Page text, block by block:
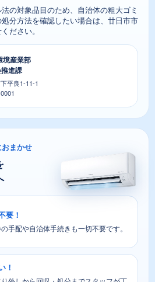
の対象品目のため、自治体の粗大ゴミ
分方法を確認したい場合は、廿日市市
ださい。
境産業部
進課
平良1-11-1
まかせ
要！
手配や自治体手続きも一切不要です。
！